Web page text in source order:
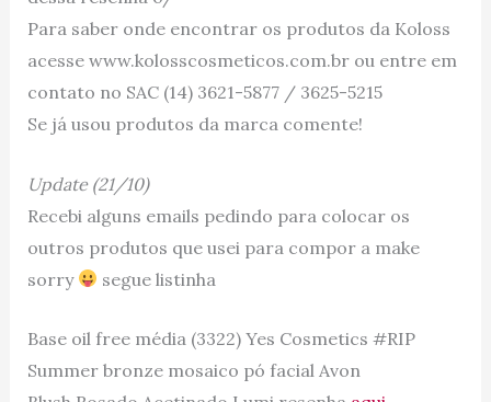
Para saber onde encontrar os produtos da Koloss
acesse www.kolosscosmeticos.com.br ou entre em
contato no SAC (14) 3621-5877 / 3625-5215
Se já usou produtos da marca comente!
Update (21/10)
Recebi alguns emails pedindo para colocar os
outros produtos que usei para compor a make
sorry
segue listinha
Base oil free média (3322) Yes Cosmetics #RIP
Summer bronze mosaico pó facial Avon